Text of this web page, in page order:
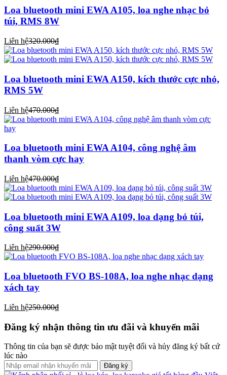
Loa bluetooth mini EWA A105, loa nghe nhạc bỏ
túi, RMS 8W
Liên hệ320.000₫
Loa bluetooth mini EWA A150, kích thước cực nhỏ,
RMS 5W
Liên hệ470.000₫
Loa bluetooth mini EWA A104, công nghệ âm
thanh vòm cực hay
Liên hệ470.000₫
Loa bluetooth mini EWA A109, loa dạng bỏ túi,
công suất 3W
Liên hệ290.000₫
Loa bluetooth FVO BS-108A, loa nghe nhạc dạng
xách tay
Liên hệ250.000₫
Đăng ký nhận thông tin ưu đãi và khuyến mãi
Thông tin của bạn sẽ được bảo mật tuyệt đối và hủy đăng ký bất cứ
lúc nào
Đăng ký